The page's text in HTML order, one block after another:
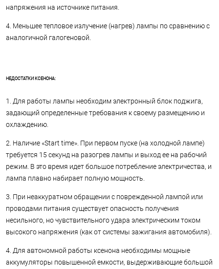
напряжения на источнике питания.
4. Меньшее тепловое излучение (нагрев) лампы по сравнению с
аналогичной галогеновой.
НЕДОСТАТКИ КСЕНОНА:
1. Для работы лампы необходим электронный блок поджига,
задающий определенные требования к своему размещению и
охлаждению.
2. Наличие «Start time». При первом пуске (на холодной лампе)
требуется 15 секунд на разогрев лампы и выход ее на рабочий
режим. В это время идет большое потребление электричества, и
лампа плавно набирает полную мощность.
3. При неаккуратном обращении с поврежденной лампой или
проводами питания существует опасность получения
несильного, но чувствительного удара электрическим током
высокого напряжения (как от системы зажигания автомобиля).
4. Для автономной работы ксенона необходимы мощные
аккумуляторы повышенной емкости, выдерживающие большой